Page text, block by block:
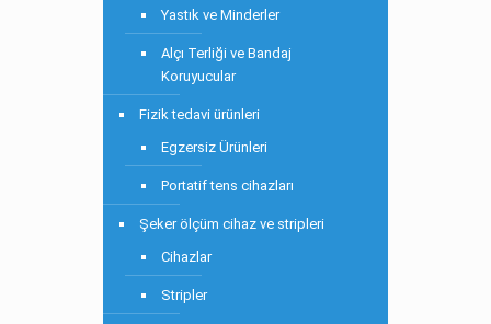
Yastık ve Minderler
Alçı Terliği ve Bandaj
Koruyucular
Fizik tedavi ürünleri
Egzersiz Ürünleri
Portatif tens cihazları
Şeker ölçüm cihaz ve stripleri
Cihazlar
Stripler